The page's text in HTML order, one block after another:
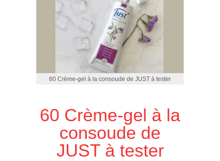
60 Crème-gel à la consoude de JUST à tester
60 Crème-gel à la
consoude de
JUST à tester